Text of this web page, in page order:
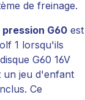
de freinage.
G60est
1 lorsqu'ils
G60 16V
un jeu d'enfant
Ce